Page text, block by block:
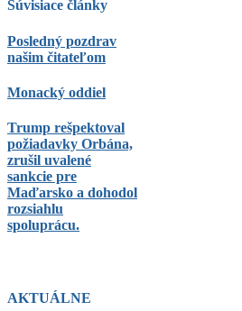
Súvisiace články
Posledný pozdrav
našim čitateľom
Monacký oddiel
Trump rešpektoval
požiadavky Orbána,
zrušil uvalené
sankcie pre
Maďarsko a dohodol
rozsiahlu
spoluprácu.
AKTUÁLNE